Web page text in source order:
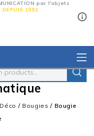
par l'objets
DEPUIS 1992
/ Bougies / Bougie